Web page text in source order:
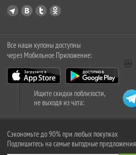
Все наши купоны доступны
через Мобильное Приложение:
Ищите скидки поблизости,
не выходя из чата:
Сэкономьте до 90% при любых покупках
Подпишитесь на самые выгодные предложения